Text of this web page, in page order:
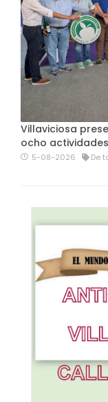
Villaviciosa
ocho
5-08-2026 De